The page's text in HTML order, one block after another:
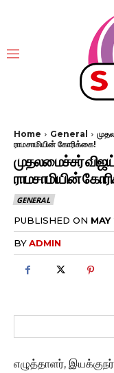
Home General
ராமசாமியின் கோரிக்கை!
முதலமைச்சர்
ராமசாமியின்
GENERAL
PUBLISHED ON
BYADMIN
எழுத்தாளர்,